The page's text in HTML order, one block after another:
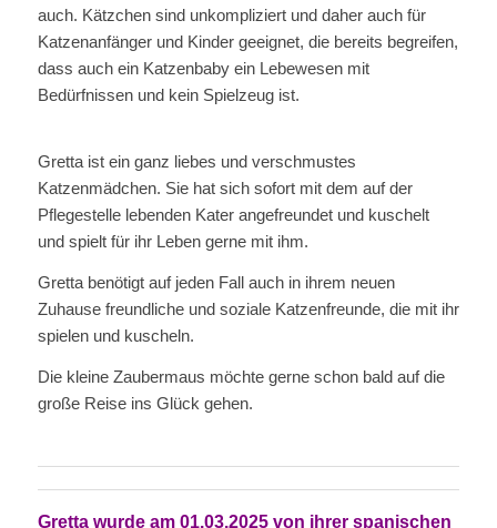
auch. Kätzchen sind unkompliziert und daher auch für
Katzenanfänger und Kinder geeignet, die bereits begreifen,
dass auch ein Katzenbaby ein Lebewesen mit
Bedürfnissen und kein Spielzeug ist.
Gretta ist ein ganz liebes und verschmustes
Katzenmädchen. Sie hat sich sofort mit dem auf der
Pflegestelle lebenden Kater angefreundet und kuschelt
und spielt für ihr Leben gerne mit ihm.
Gretta benötigt auf jeden Fall auch in ihrem neuen
Zuhause freundliche und soziale Katzenfreunde, die mit ihr
spielen und kuscheln.
Die kleine Zaubermaus möchte gerne schon bald auf die
große Reise ins Glück gehen.
Gretta wurde am 01.03.2025 von ihrer spanischen